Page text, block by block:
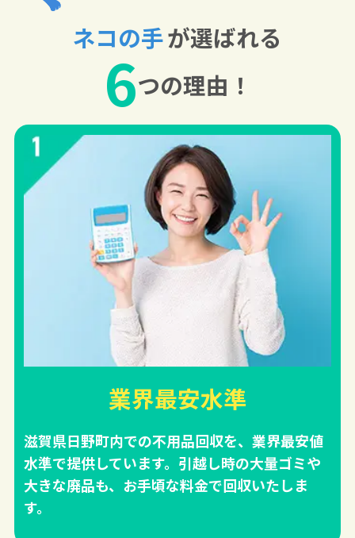
ネコの手が選ばれる
6つの理由！
業界最安水準
滋賀県日野町内での不用品回収を、業界最安値
水準で提供しています。引越し時の大量ゴミや
大きな廃品も、お手頃な料金で回収いたしま
す。